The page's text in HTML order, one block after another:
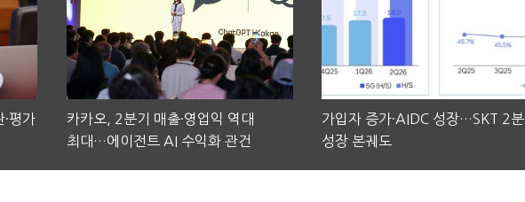
평가
카카오, 2분기 매출·영업익 역대
최대…에이전트 AI 수익화 관건
가입자 증가·AIDC 성장…SKT 2
성장 본궤도